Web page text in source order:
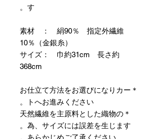
す。
素材 ： 絹90％ 指定外繊維
10％（金銀糸）
サイズ： 巾約31cm 長さ約
368cm
＊お仕立て方法をお選びになりカー
トへお進みください。
＊天然繊維を主原料とした織物の
為、サイズには誤差を生じます。